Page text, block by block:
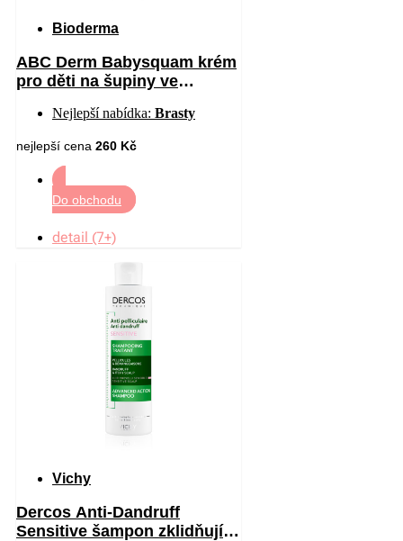
Bioderma
ABC Derm Babysquam krém
pro děti na šupiny ve
Nejlepší nabídka: Brasty
nejlepší cena 260 Kč
Do obchodu
detail (7+)
Vichy
Dercos Anti-Dandruff
Sensitive šampon zklidňující